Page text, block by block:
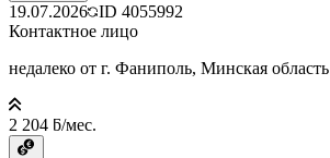
19.07.2026 ID 4055992
Контактное лицо
недалеко от г. Фаниполь, Минская область
2 204 ƃ/мес.